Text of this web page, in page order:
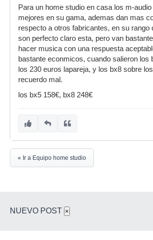
Para un home studio en casa los m-
mejores en su gama, ademas dan mas
respecto a otros fabricantes, en su rango
son perfecto claro esta, pero van
hacer musica con una respuesta
bastante econmicos, cuando salieron los
los 230 euros lapareja, y los bx8 sobre
recuerdo mal.
los bx5 158€, bx8 248€
« Ir a Equipo home studio
NUEVO POST ×